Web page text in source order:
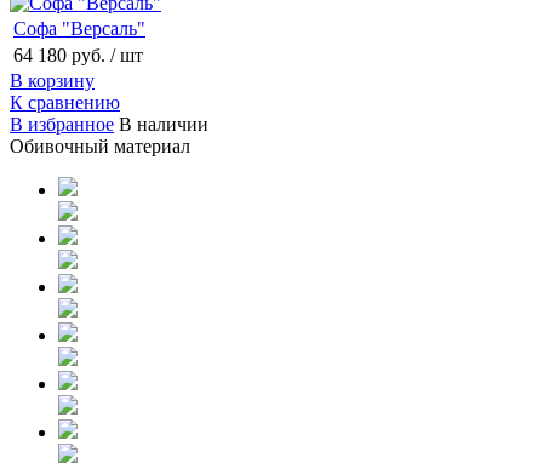
Софа "Версаль"
64 180 руб. / шт
В корзину
К сравнению
В избранное В наличии
Обивочный материал